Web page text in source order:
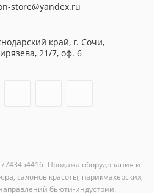
store@yandex.ru
край, г. Сочи,
21/7, оф. 6
Продажа оборудования и
салонов красоты, парикмахерских,
бьюти-индустрии.